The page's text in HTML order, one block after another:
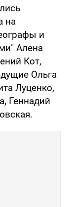
на
и
Алена
Кот,
Ольга
Луценко,
Геннадий